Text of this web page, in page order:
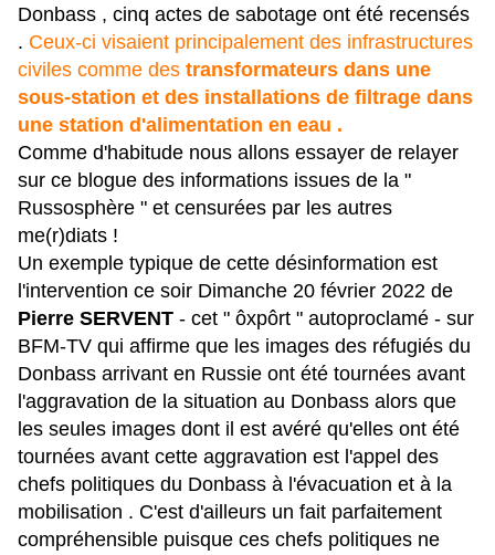
Donbass , cinq actes de sabotage ont été recensés
. Ceux-ci visaient principalement des infrastructures
civiles comme des transformateurs dans une
sous-station et des installations de filtrage dans
une station d'alimentation en eau .
Comme d'habitude nous allons essayer de relayer
sur ce blogue des informations issues de la "
Russosphère " et censurées par les autres
me(r)diats !
Un exemple typique de cette désinformation est
l'intervention ce soir Dimanche 20 février 2022 de
Pierre SERVENT - cet " ôxpôrt " autoproclamé - sur
BFM-TV qui affirme que les images des réfugiés du
Donbass arrivant en Russie ont été tournées avant
l'aggravation de la situation au Donbass alors que
les seules images dont il est avéré qu'elles ont été
tournées avant cette aggravation est l'appel des
chefs politiques du Donbass à l'évacuation et à la
mobilisation . C'est d'ailleurs un fait parfaitement
compréhensible puisque ces chefs politiques ne